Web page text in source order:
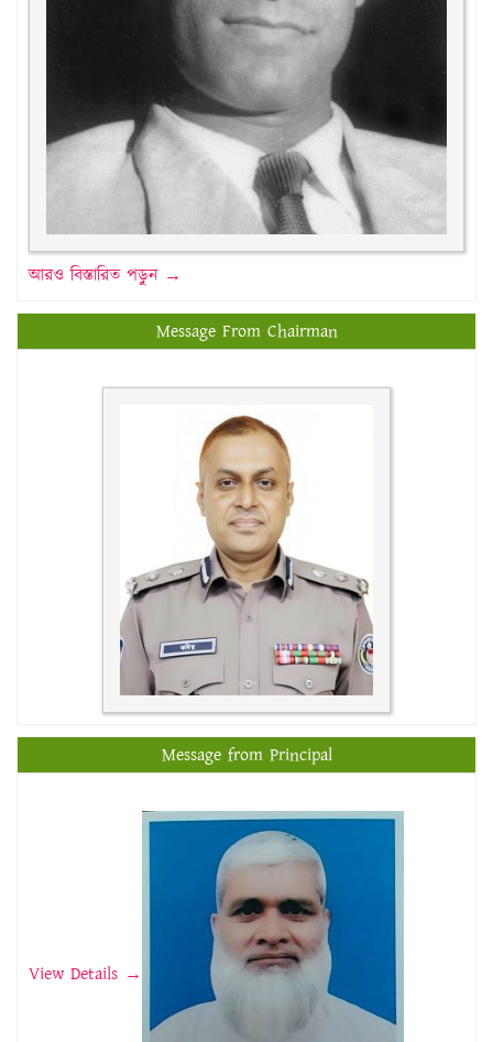
আরও বিস্তারিত পড়ুন →
Message From Chairman
Message from Principal
View Details →